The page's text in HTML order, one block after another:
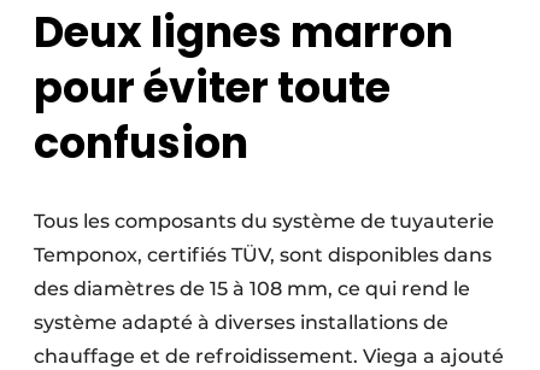
Deux lignes marron
pour éviter toute
confusion
Tous les composants du système de tuyauterie
Temponox, certifiés TÜV, sont disponibles dans
des diamètres de 15 à 108 mm, ce qui rend le
système adapté à diverses installations de
chauffage et de refroidissement. Viega a ajouté